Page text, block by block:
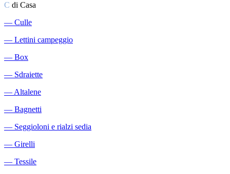
C di Casa
― Culle
― Lettini campeggio
― Box
― Sdraiette
―Altalene
― Bagnetti
― Seggioloni e rialzi sedia
― Girelli
― Tessile